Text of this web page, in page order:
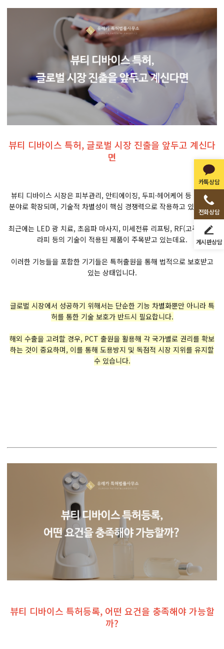
카톡상담
전화상담
게시판상담
뷰티 디바이스 특허, 글로벌 시장 진출을 앞두고 계신다
면
뷰티 디바이스 시장은 피부관리, 안티에이징, 두피·헤어케어 등 다양한
분야로 확장되며, 기술적 차별성이 핵심 경쟁력으로 작용하고 있습니다.
최근에는 LED 광 치료, 초음파 마사지, 미세전류 리프팅, RF(고주파) 테
라피 등의 기술이 적용된 제품이 주목받고 있는데요.
이러한 기능들을 포함한 기기들은 특허출원을 통해 법적으로 보호받고
있는 상태입니다.
글로벌 시장에서 성공하기 위해서는 단순한 기능 차별화뿐만 아니라 특
허를 통한 기술 보호가 반드시 필요합니다.
해외 수출을 고려할 경우, PCT 출원을 활용해 각 국가별로 권리를 확보
하는 것이 중요하며, 이를 통해 도용방지 및 독점적 시장 지위를 유지할
수 있습니다.
뷰티 디바이스 특허등록, 어떤 요건을 충족해야 가능할
까?